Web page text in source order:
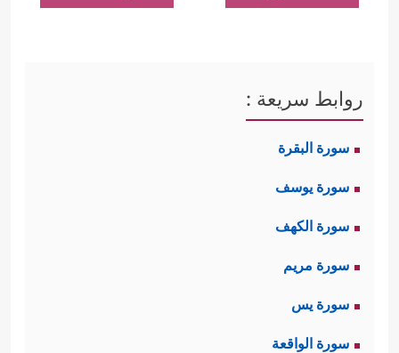
روابط سريعة :
سورة البقرة
سورة يوسف
سورة الكهف
سورة مريم
سورة يس
سورة الواقعة